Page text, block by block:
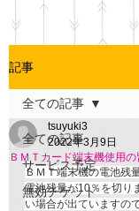
記事
全ての記事
サービス予定
無効チケット
全ての記事
ＢＭＴカード端末機使用
tsuyuki3
2022年3月9日
ＢＭＴ端末機の電池残
電池残量が10％を切り
い場合が出ていますの